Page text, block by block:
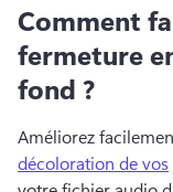
Comment
fermeture
fond ?
Améliorez
décoloration de vos